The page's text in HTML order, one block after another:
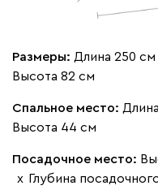
Вишневый
Кларинс
Размеры: Длина 250 см
Высота 82 см
Спальное место:
Высота 44 см
Посадочное место:
х Глубина